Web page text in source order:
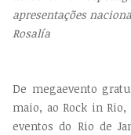
apresentações
Rosalía
De megaevento
maio, ao Rock in
eventos do Rio de